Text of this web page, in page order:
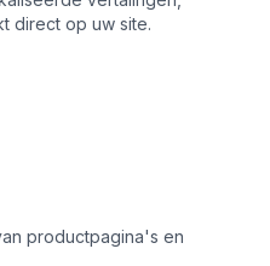
direct op uw site.
productpagina's en